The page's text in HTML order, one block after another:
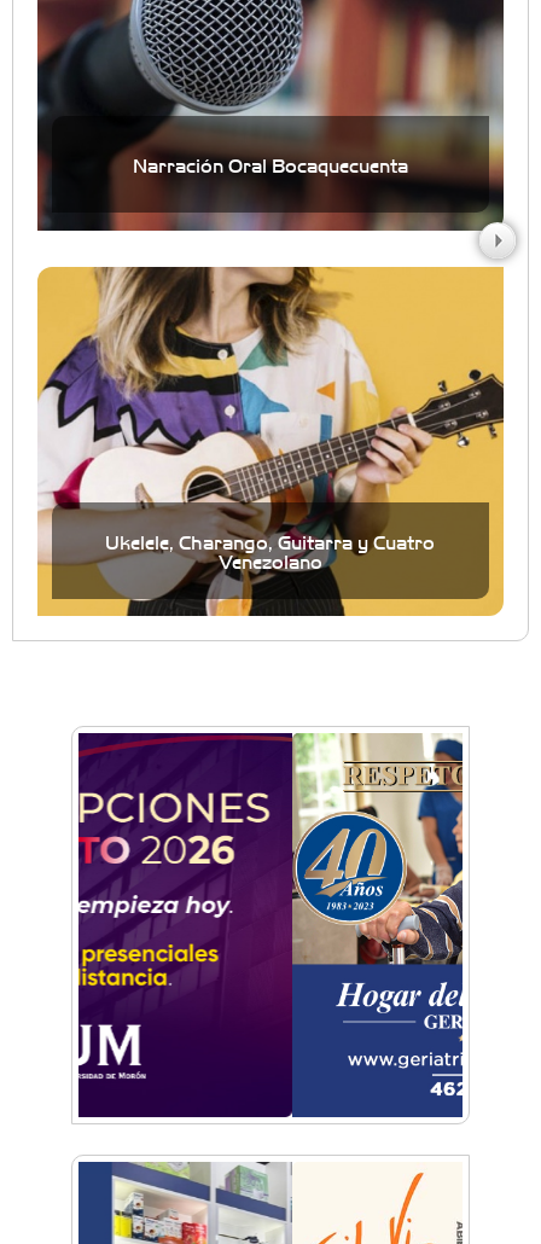
Narración Oral Bocaquecuenta
Ukelele, Charango, Guitarra y Cuatro
Venezolano